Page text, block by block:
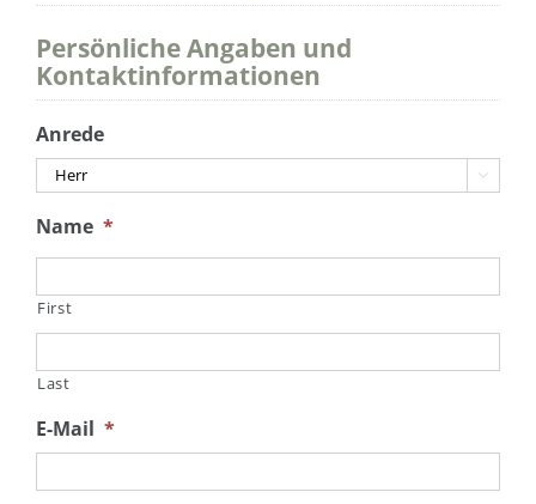
Persönliche Angaben und
Kontaktinformationen
Anrede

Name *
First
Last
E-Mail *